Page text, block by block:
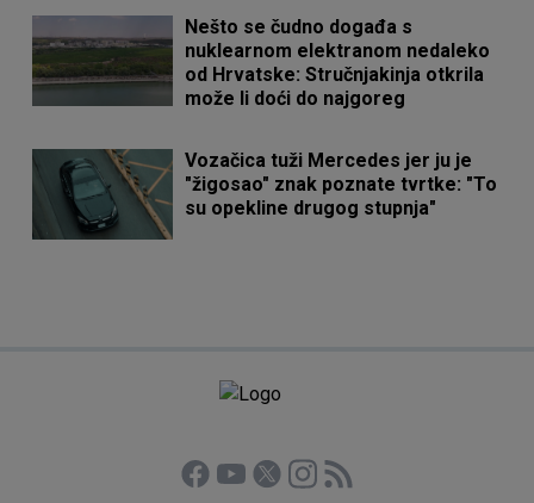
Nešto se čudno događa s
nuklearnom elektranom nedaleko
od Hrvatske: Stručnjakinja otkrila
može li doći do najgoreg
Vozačica tuži Mercedes jer ju je
"žigosao" znak poznate tvrtke: "To
su opekline drugog stupnja"